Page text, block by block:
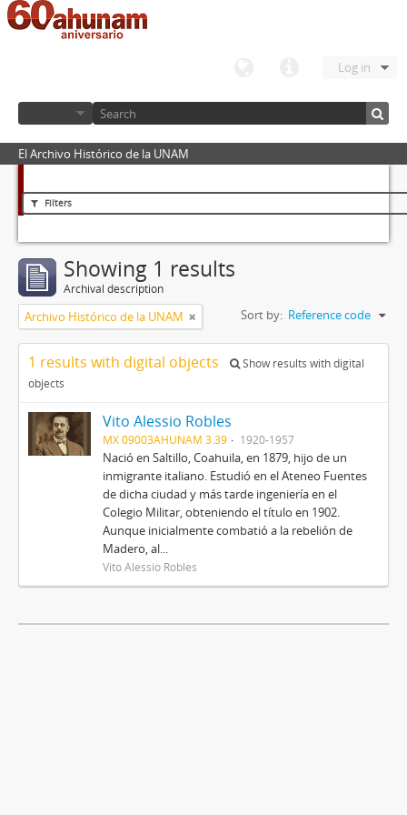
Log in
El Archivo Histórico de la UNAM
Filters
Showing 1 results
Archival description
Archivo Histórico de la UNAM Sort by: Reference code
1 results with digital objects
Show results with digital
objects
Vito Alessio Robles
MX 09003AHUNAM 3.39 1920-1957
Nació en Saltillo, Coahuila, en 1879, hijo de un
inmigrante italiano. Estudió en el Ateneo Fuentes
de dicha ciudad y más tarde ingeniería en el
Colegio Militar, obteniendo el título en 1902.
Aunque inicialmente combatió a la rebelión de
Madero, al...
Vito Alessio Robles